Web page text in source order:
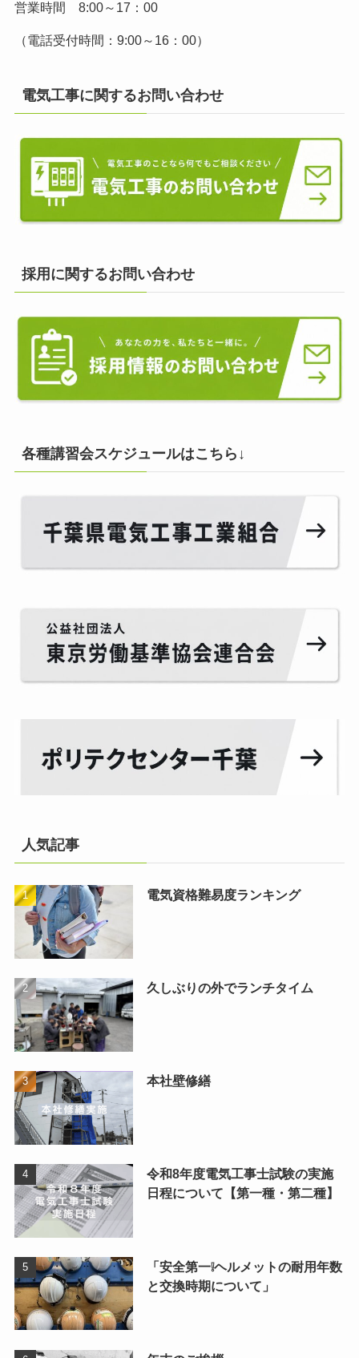
営業時間 8:00～17：00
（電話受付時間：9:00～16：00）
電気工事に関するお問い合わせ
採用に関するお問い合わせ
各種講習会スケジュールはこちら↓
人気記事
電気資格難易度ランキング
久しぶりの外でランチタイム
本社壁修繕
令和8年度電気工事士試験の実施
日程について【第一種・第二種】
「安全第一❕ヘルメットの耐用年数
と交換時期について」